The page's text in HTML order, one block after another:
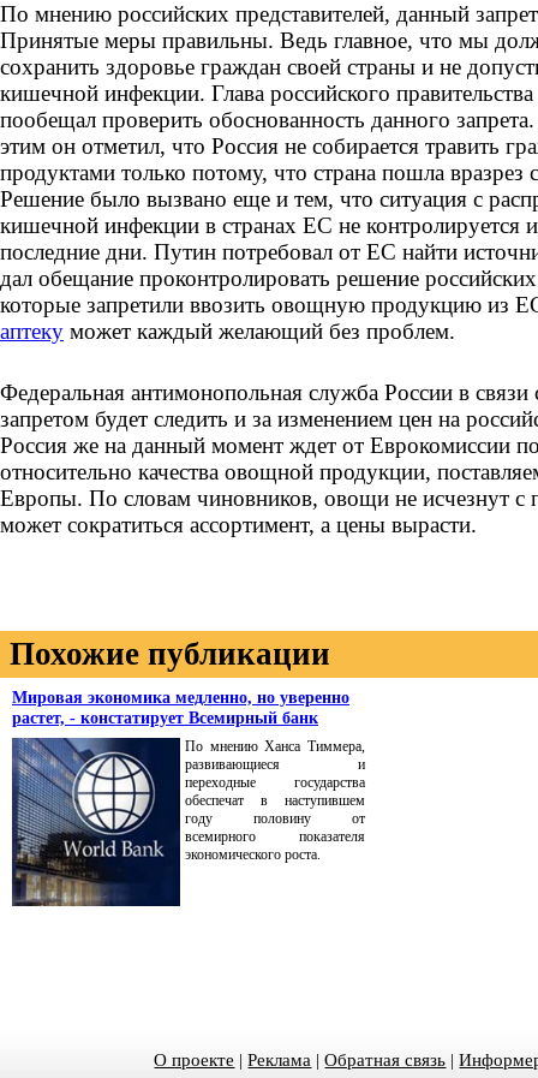
По мнению российских представителей, данный
Принятые меры правильны. Ведь главное, что мы
сохранить здоровье граждан своей страны и не
кишечной инфекции. Глава российского
пообещал проверить обоснованность данного
этим он отметил, что Россия не собирается травить
продуктами только потому, что страна пошла
Решение было вызвано еще и тем, что ситуация с
кишечной инфекции в странах ЕС не контролируется
последние дни. Путин потребовал от ЕС найти
дал обещание проконтролировать решение
которые запретили ввозить овощную продукцию из
аптеку может каждый желающий без проблем.
Федеральная антимонопольная служба России в связи
запретом будет следить и за изменением цен на
Россия же на данный момент ждет от Еврокомиссии
относительно качества овощной продукции,
Европы. По словам чиновников, овощи не исчезнут с
может сократиться ассортимент, а цены вырасти.
Похожие публикации
Мировая экономика медленно, но уверенно
растет, - констатирует Всемирный банк
По мнению Ханса Тиммера,
развивающиеся и
переходные государства
обеспечат в наступившем
году половину от
всемирного показателя
экономического роста.
О проекте |Реклама |Обратная связь |